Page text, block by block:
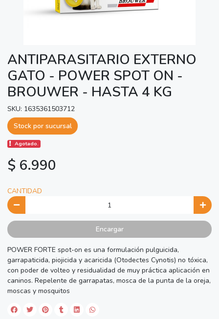
ANTIPARASITARIO EXTERNO
GATO - POWER SPOT ON -
BROUWER - HASTA 4 KG
SKU: 1635361503712
Stock por sucursal
Agotado.
$ 6.990
CANTIDAD
Encargar
POWER FORTE spot-on es una formulación pulguicida,
garrapaticida, piojicida y acaricida (Otodectes Cynotis) no tóxica,
con poder de volteo y residualidad de muy práctica aplicación en
caninos. Repelente de garrapatas, mosca de la punta de la oreja,
moscas y mosquitos